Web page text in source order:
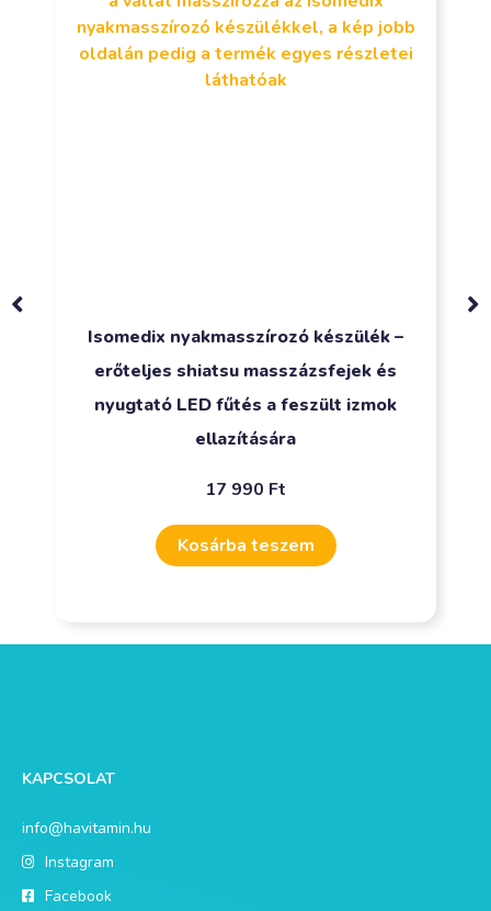
Isomedix nyakmasszírozó készülék –
erőteljes shiatsu masszázsfejek és
nyugtató LED fűtés a feszült izmok
ellazítására
17 990 Ft
Kosárba teszem
KAPCSOLAT
info@havitamin.hu
Instagram
Facebook